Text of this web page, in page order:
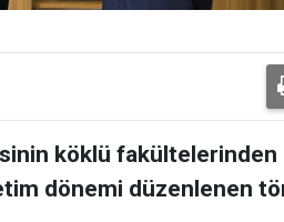
köklü fakültelerinden
dönemi düzenlenen